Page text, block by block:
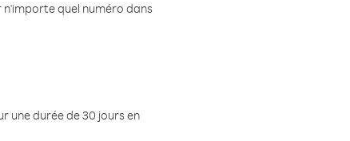
quel numéro dans
une durée de 30 jours en